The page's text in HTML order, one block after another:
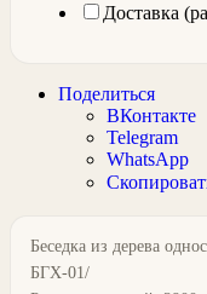
Доставка
Поделиться
ВКонтакте
Telegram
WhatsApp
Беседка из дерева
БГХ-01/